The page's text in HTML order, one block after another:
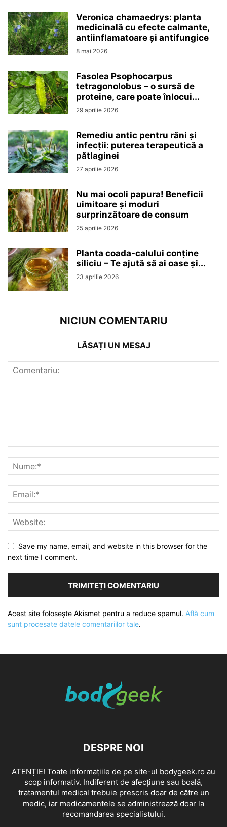
Veronica chamaedrys: planta
medicinală cu efecte calmante,
antiinflamatoare și antifungice
8 mai 2026
Fasolea Psophocarpus
tetragonolobus – o sursă de
proteine, care poate înlocui...
29 aprilie 2026
Remediu antic pentru răni și
infecții: puterea terapeutică a
pătlaginei
27 aprilie 2026
Nu mai ocoli papura! Beneficii
uimitoare și moduri
surprinzătoare de consum
25 aprilie 2026
Planta coada-calului conține
siliciu – Te ajută să ai oase și...
23 aprilie 2026
NICIUN COMENTARIU
LĂSAȚI UN MESAJ
Save my name, email, and website in this browser for the
next time I comment.
Acest site folosește Akismet pentru a reduce spamul. Află cum
sunt procesate datele comentariilor tale.
DESPRE NOI
ATENȚIE! Toate informațiile de pe site-ul bodygeek.ro au
scop informativ. Indiferent de afecțiune sau boală,
tratamentul medical trebuie prescris doar de către un
medic, iar medicamentele se administrează doar la
recomandarea specialistului.